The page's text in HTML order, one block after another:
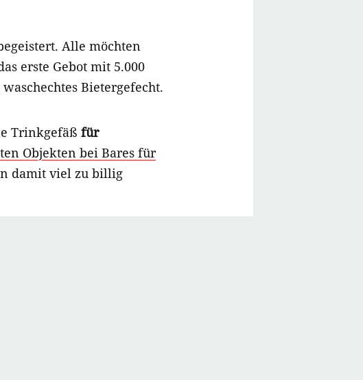
Alle möchten
erste Gebot mit 5.000
Bietergefecht.
Trinkgefäß für
Objekten bei Bares für
damit viel zu billig